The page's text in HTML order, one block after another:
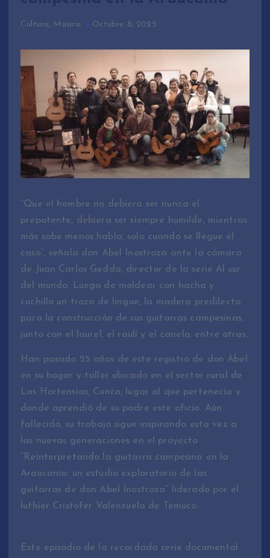
Cultura, Música Octubre 8, 2025
“Que el hombre no debiera ser nunca el
prepotente, debiera ser siempre humilde, mientras
más sabe menos habla, solo cuando se llegue el
caso”, señala don Abel Inostroza ante la cámara
de Juan Carlos Gedda, director de la serie Al sur
del mundo. Luego de moldear con hacha y
cuchillo un trozo de lingue, la madera predilecta
para la construcción de sus guitarras campesinas,
junto con el laurel, el raulí y el canelo, entre otras.
Han pasado 25 años de este registro de don Abel
en su hogar y taller ubicado en el sector rural de
Las Hortensias, Cunco, lugar al que pertenecía y
donde aprendió de su padre este oficio. Aún
fallecido, su trabajo sigue inspirando esta vez a
las nuevas generaciones en el proyecto
“Reinterpretando la guitarra campesina en la
Araucanía: un estudio exploratorio de las
guitarras de don Abel Inostroza” liderado por el
luthier Cristofer Valenzuela de Temuco.
Este episodio de la recordada serie documental